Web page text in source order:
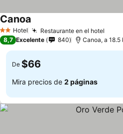
2 Estrellas
Hotel Restaurante en el hotel
Canoa
8,7 Excelente 840 Canoa, a 18.5
De $66
Mira precios de 2 páginas